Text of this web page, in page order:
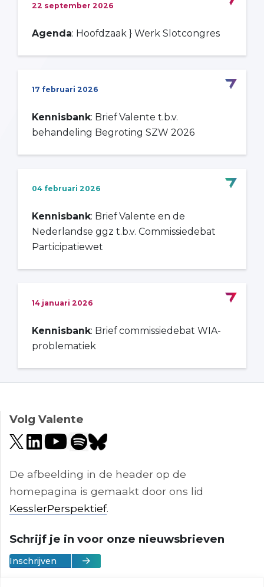
22 september 2026
Agenda: Hoofdzaak } Werk Slotcongres
17 februari 2026
Kennisbank: Brief Valente t.b.v.
behandeling Begroting SZW 2026
04 februari 2026
Kennisbank: Brief Valente en de
Nederlandse ggz t.b.v. Commissiedebat
Participatiewet
14 januari 2026
Kennisbank: Brief commissiedebat WIA-
problematiek
Volg Valente
De afbeelding in de header op de
homepagina is gemaakt door ons lid
KesslerPerspektief.
Schrijf je in voor onze nieuwsbrieven
Inschrijven